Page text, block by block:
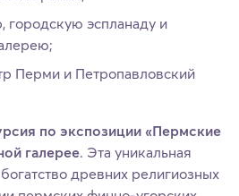
городскую эспланаду и
Перми и Петропавловский
по экспозиции «Пермские
галерее. Эта уникальная
древних религиозных